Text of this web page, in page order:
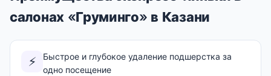
салонах «Груминго» в Казани
⚡
Быстрое и глубокое удаление подшерстка за
одно посещение